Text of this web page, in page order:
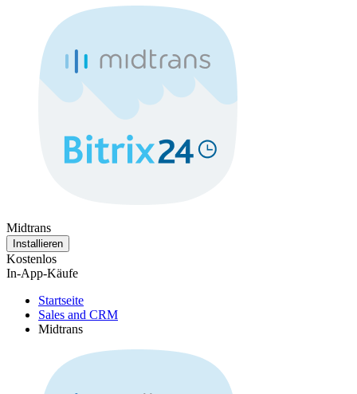
Midtrans
Installieren
Kostenlos
In-App-Käufe
Startseite
Sales and CRM
Midtrans